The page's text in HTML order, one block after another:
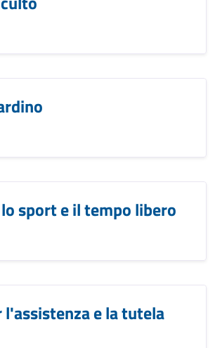
sport e il tempo libero
l'assistenza e la tutela